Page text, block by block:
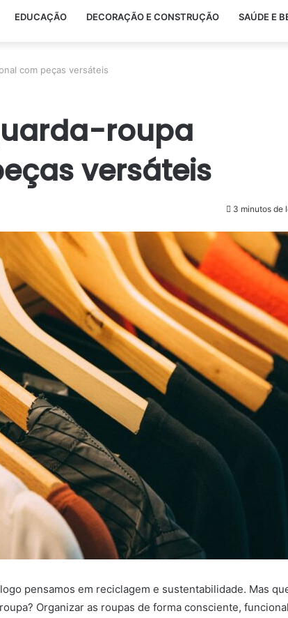
EDUCAÇÃO DECORAÇÃO E CONSTRUÇÃO SAÚDE E
com peças versáteis
roupa
versáteis
3 minutos de
pensamos em reciclagem e sustentabilidade. Mas
Organizar as roupas de forma consciente,